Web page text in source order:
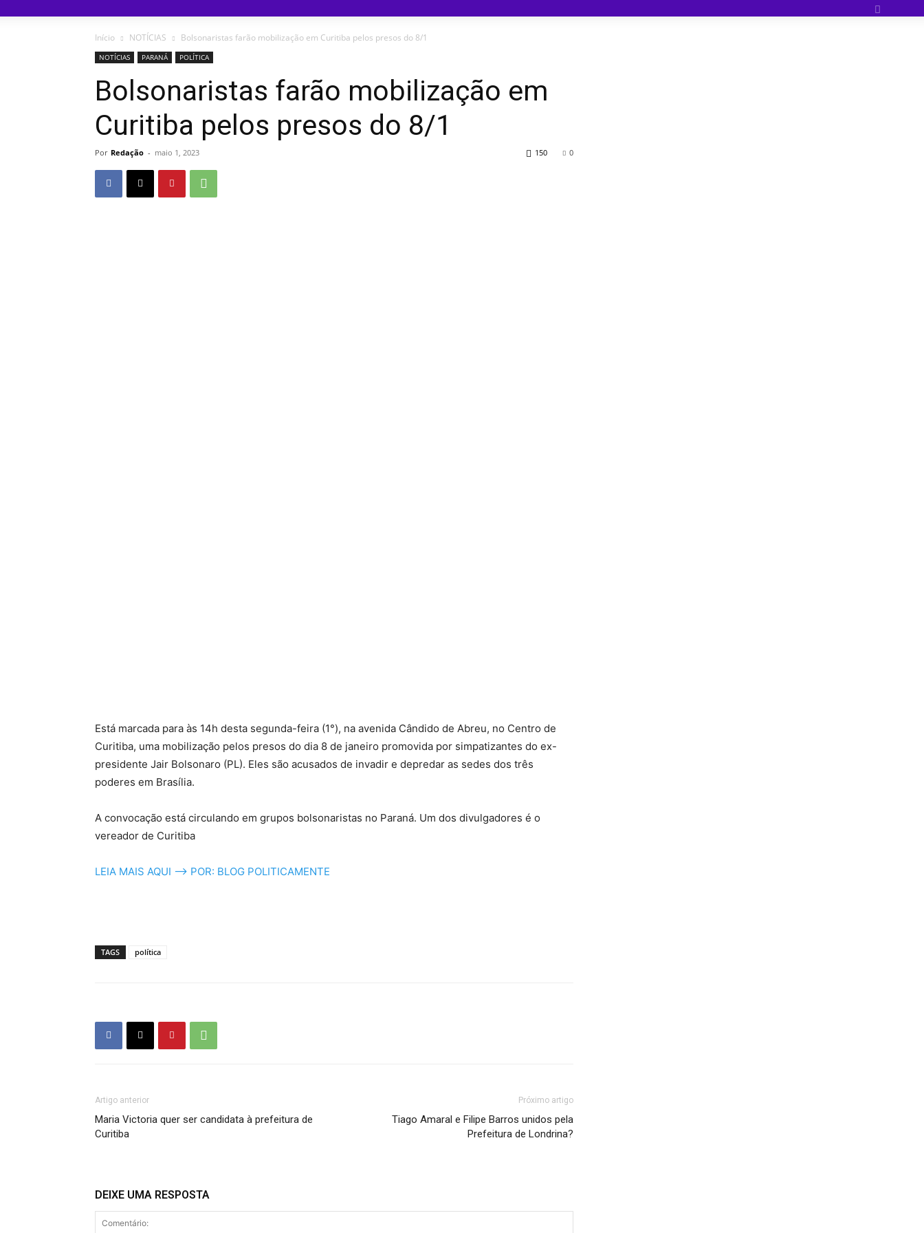
Início NOTÍCIAS Bolsonaristas farão mobilização em Curitiba pelos presos do 8/1
NOTÍCIAS PARANÁ POLÍTICA
Bolsonaristas farão mobilização em
Curitiba pelos presos do 8/1
Por Redação - maio 1, 2023 0
150
Está marcada para às 14h desta segunda-feira (1°), na avenida Cândido de Abreu, no Centro de
Curitiba, uma mobilização pelos presos do dia 8 de janeiro promovida por simpatizantes do ex-
presidente Jair Bolsonaro (PL). Eles são acusados de invadir e depredar as sedes dos três
poderes em Brasília.
A convocação está circulando em grupos bolsonaristas no Paraná. Um dos divulgadores é o
vereador de Curitiba
LEIA MAIS AQUI –> POR: BLOG POLITICAMENTE
TAGS política
Artigo anterior
Maria Victoria quer ser candidata à prefeitura de
Curitiba
Próximo artigo
Tiago Amaral e Filipe Barros unidos pela
Prefeitura de Londrina?
DEIXE UMA RESPOSTA